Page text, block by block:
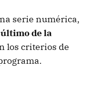
serie numérica,
de la
los criterios de